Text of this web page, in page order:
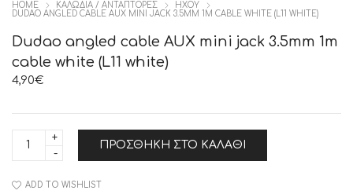
HOME ΚΑΛΩΔΙΑ / ΑΝΤΑΠΤΟΡΕΣ
ΗΧΟΥ
DUDAO ANGLED CABLE AUX MINI JACK 3.5MM 1M CABLE WHITE (L11 WHITE)
Dudao angled cable AUX mini jack 3.5mm 1m
cable white (L11 white)
4,90€
angled
mini
ΠΡΟΣΘΉΚΗ ΣΤΟ ΚΑΛΆΘΙ
ADD TO WISHLIST